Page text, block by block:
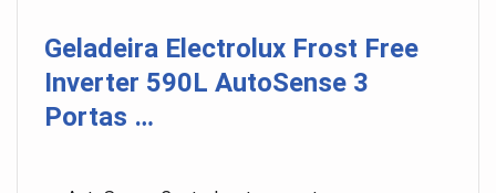
Geladeira Electrolux Frost Free
Inverter 590L AutoSense 3
Portas …